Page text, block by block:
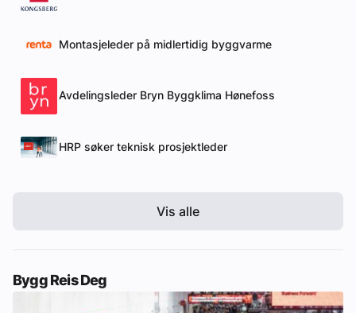
Montasjeleder på midlertidig byggvarme
Avdelingsleder Bryn Byggklima Hønefoss
HRP søker teknisk prosjektleder
Vis alle
Bygg Reis Deg